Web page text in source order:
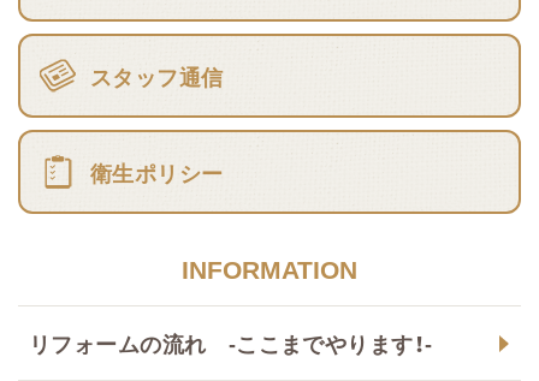
スタッフ通信
衛生ポリシー
INFORMATION
リフォームの流れ -ここまでやります！-